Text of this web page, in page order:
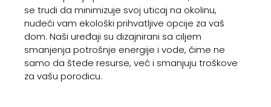
se trudi da minimizuje svoj uticaj na okolinu,
nudeći vam ekološki prihvatljive opcije za vaš
dom. Naši uređaji su dizajnirani sa ciljem
smanjenja potrošnje energije i vode, čime ne
samo da štede resurse, već i smanjuju troškove
za vašu porodicu.